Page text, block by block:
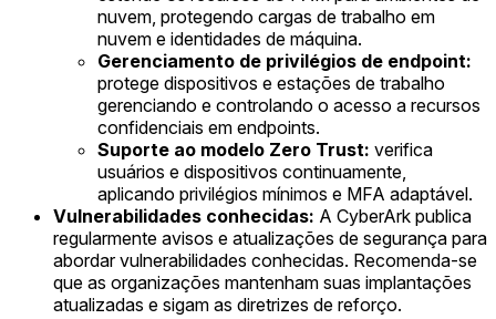
nuvem, protegendo cargas de trabalho em
nuvem e identidades de máquina.
Gerenciamento de privilégios de endpoint:
protege dispositivos e estações de trabalho
gerenciando e controlando o acesso a recursos
confidenciais em endpoints.
Suporte ao modelo Zero Trust: verifica
usuários e dispositivos continuamente,
aplicando privilégios mínimos e MFA adaptável.
Vulnerabilidades conhecidas: A CyberArk publica
regularmente avisos e atualizações de segurança para
abordar vulnerabilidades conhecidas. Recomenda-se
que as organizações mantenham suas implantações
atualizadas e sigam as diretrizes de reforço.